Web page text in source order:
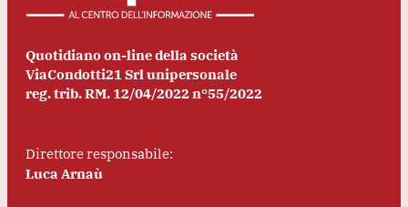
Quotidiano on-line della società
ViaCondotti21 Srl unipersonale
reg. trib. RM. 12/04/2022 n°55/2022
Direttore responsabile:
Luca Arnaù